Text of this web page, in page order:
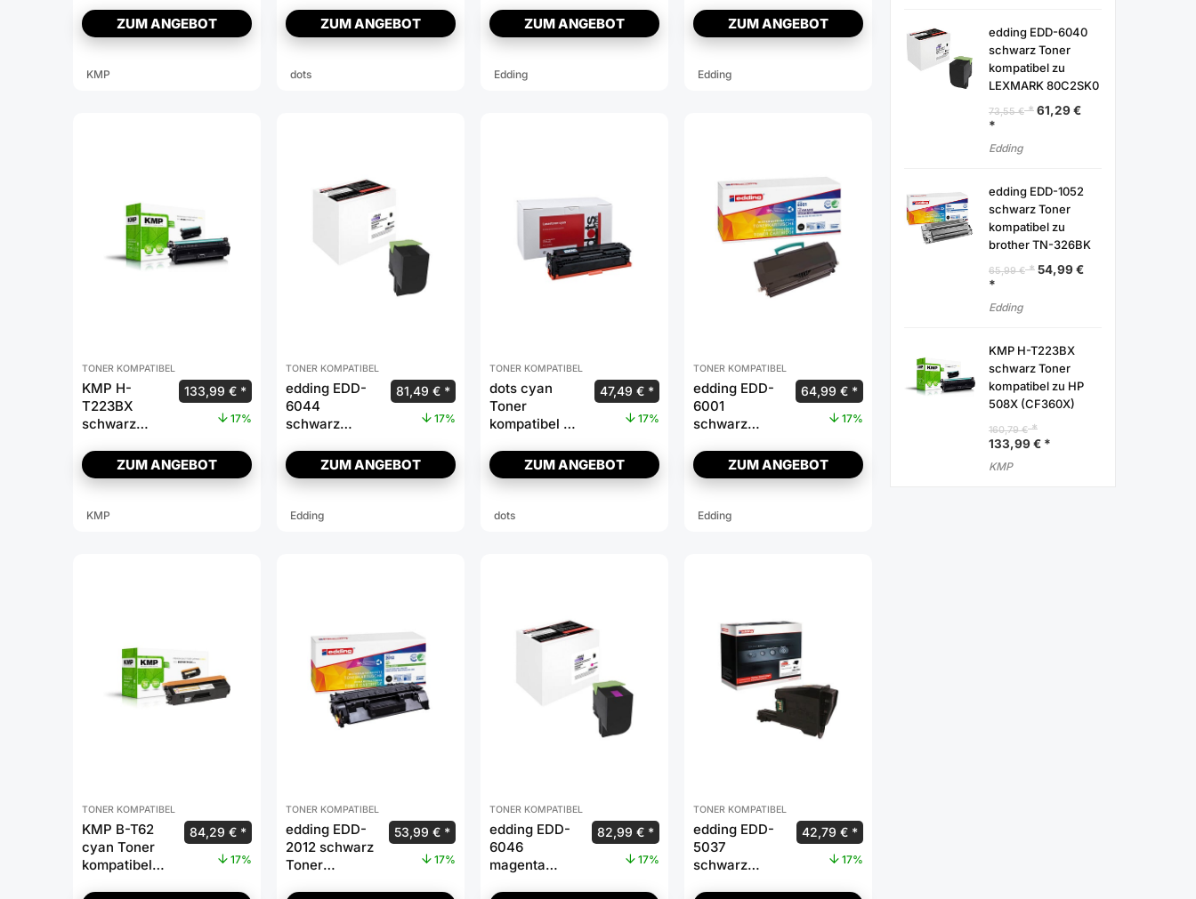
KYOCERA
TK-3100
ZUM ANGEBOT
KMP
TN-2410ZUM ANGEBOT
dots
kompatibel zu
LEXMARK
ZUM ANGEBOT
Edding
brother TN-
326BK
ZUM ANGEBOT
Edding
TONER KOMPATIBEL
KMP H-
T223BX
schwarz
kompatibel
zu HP 508X
133,99 €
17%
ZUM ANGEBOT
KMP
TONER KOMPATIBEL
edding EDD-
6044
schwarz
kompatibel zu
LEXMARK
81,49 €
17%
ZUM ANGEBOT
Edding
TONER KOMPATIBEL
dots cyan
Toner
kompatibel zu
(CB541A)
47,49 €
17%
ZUM ANGEBOT
dots
TONER KOMPATIBEL
edding EDD-
6001
schwarz
kompatibel
zu LEXMARK
64,99 €
17%
ZUM ANGEBOT
Edding
TONER KOMPATIBEL
KMP B-T62
cyan Toner
kompatibel
84,29 €
17%
TONER KOMPATIBEL
edding EDD-
2012 schwarz
Toner
53,99 €
17%
TONER KOMPATIBEL
edding EDD-
6046
magenta
82,99 €
17%
TONER KOMPATIBEL
edding EDD-
5037
schwarz
42,79 €
17%
edding EDD-6040
schwarz Toner
kompatibel zu
LEXMARK 80C2SK0
73,55€ 61,29€
Edding
edding EDD-1052
schwarz Toner
kompatibel zu
brother TN-326BK
65,99€ 54,99€
Edding
KMP H-T223BX
schwarz Toner
kompatibel zu HP
508X (CF360X)
160,79€
133,99€
KMP